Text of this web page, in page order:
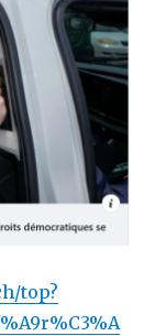
top?